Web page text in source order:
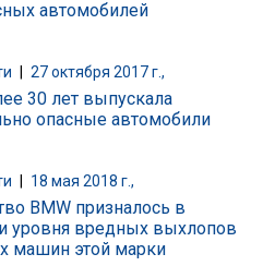
автомобилей
27 октября 2017 г.,
30 лет выпускала
опасные автомобили
18 мая 2018 г.,
BMW призналось в
уровня вредных выхлопов
машин этой марки